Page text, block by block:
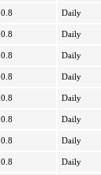
0.8 Daily
0.8 Daily
0.8 Daily
0.8 Daily
0.8 Daily
0.8 Daily
0.8 Daily
0.8 Daily